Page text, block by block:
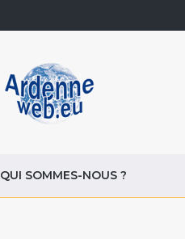
QUI SOMMES-NOUS ?